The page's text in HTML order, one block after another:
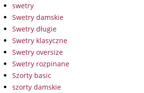
swetry
Swetry damskie
Swetry długie
Swetry klasyczne
Swetry oversize
Swetry rozpinane
Szorty basic
szorty damskie